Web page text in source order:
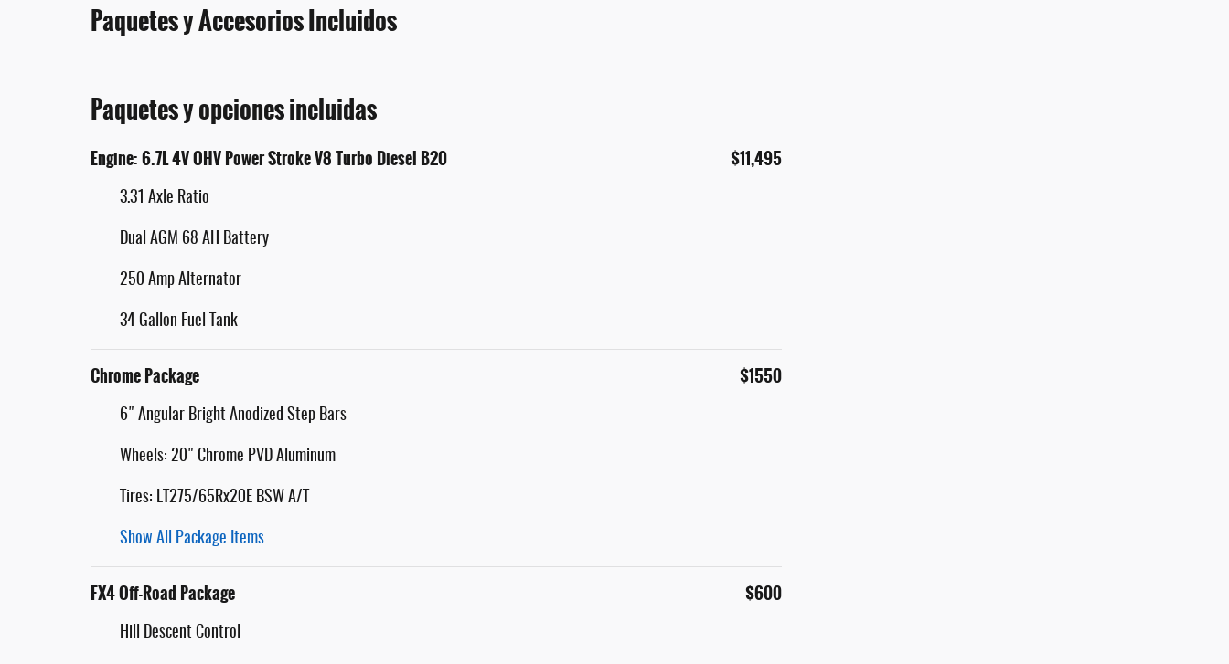
Paquetes y Accesorios Incluidos
Paquetes y opciones incluidas
Engine: 6.7L 4V OHV Power Stroke V8 Turbo Diesel B20 $11,495
3.31 Axle Ratio
Dual AGM 68 AH Battery
250 Amp Alternator
34 Gallon Fuel Tank
Chrome Package $1550
6" Angular Bright Anodized Step Bars
Wheels: 20" Chrome PVD Aluminum
Tires: LT275/65Rx20E BSW A/T
Show All Package Items
FX4 Off-Road Package $600
Hill Descent Control